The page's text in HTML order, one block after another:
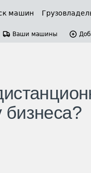
машин
Ваши машины
бизнеса?